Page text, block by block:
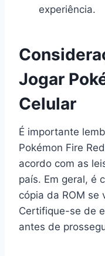
experiência.
Jogar
Celular
É importante
Pokémon Fire
acordo com as
país. Em geral, é
cópia da ROM se
Certifique-se de
antes de